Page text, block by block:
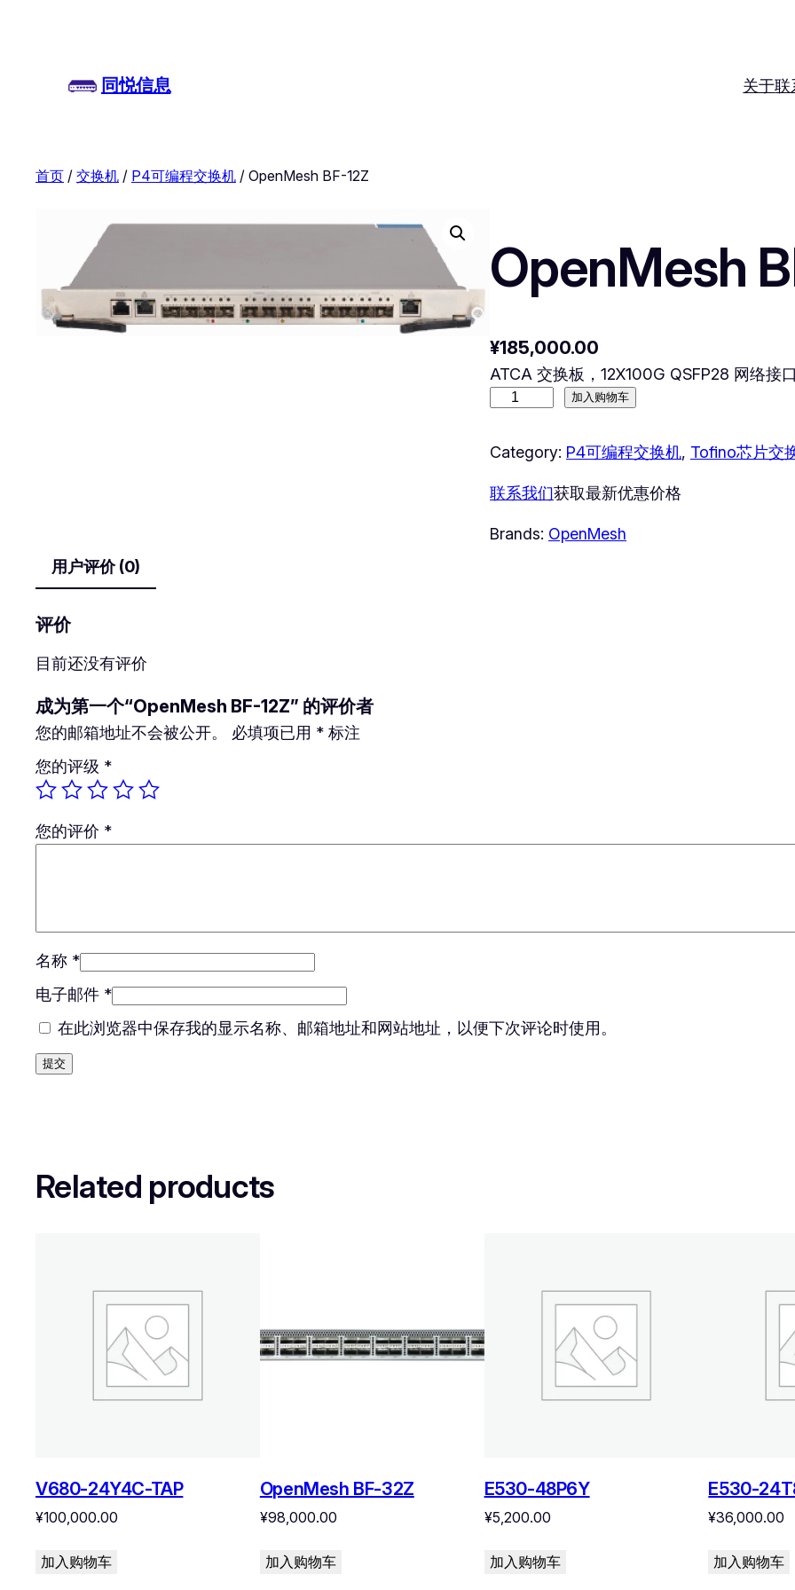
同悦信息 关于联
首页 / 交换机 / P4可编程交换机 / OpenMesh BF-12Z
OpenMesh
¥185,000.00
ATCA 交换板，12X100G QSFP28 网络
e
M
加入购物车
Category: P4可编程交换机, Tofino芯片交
联系我们获取最新优惠价格
Brands: OpenMesh
用户评价 (0)
评价
目前还没有评价
成为第一个“OpenMesh BF-12Z” 的评价者
您的邮箱地址不会被公开。 必填项已用 * 标注
您的评级 *
您的评价 *
名称 *
电子邮件 *
在此浏览器中保存我的显示名称、邮箱地址和网站地址，以便下次评论时使用。
Related products
V680-24Y4C-TAP
¥100,000.00
加入购物车
OpenMesh BF-32Z
¥98,000.00
加入购物车
E530-48P6Y
¥5,200.00
加入购物车
E530-
¥36,000.00
加入购物车